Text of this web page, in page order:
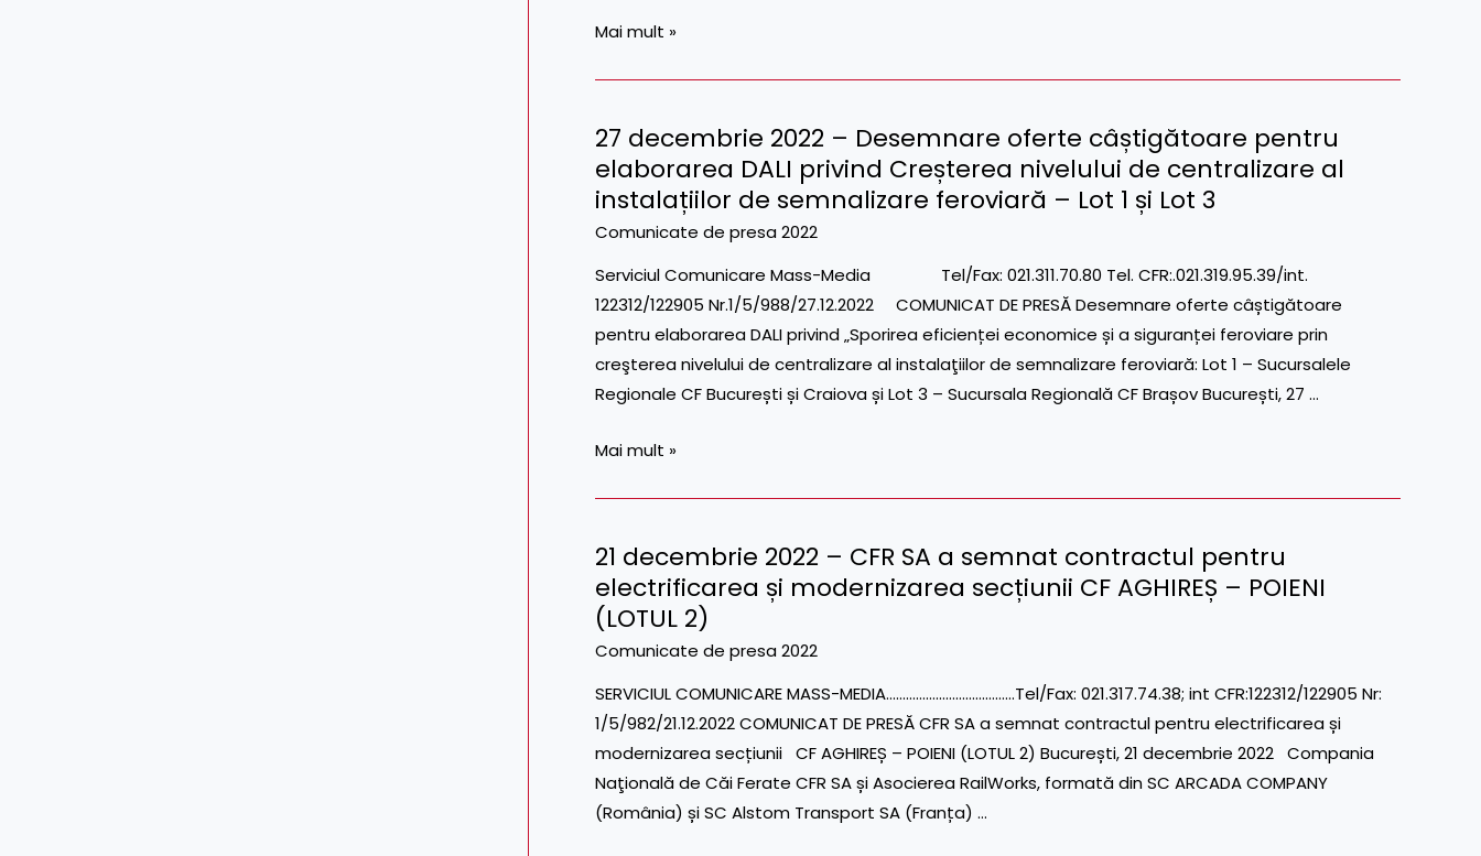
pe
-
Pitesti
Mai mult »
27 decembrie 2022 – Desemnare oferte câștigătoare pentru
elaborarea DALI privind Creșterea nivelului de centralizare al
instalațiilor de semnalizare feroviară – Lot 1 și Lot 3
Comunicate de presa 2022
Serviciul Comunicare Mass-Media Tel/Fax: 021.311.70.80 Tel. CFR:.021.319.95.39/int.
122312/122905 Nr.1/5/988/27.12.2022 COMUNICAT DE PRESĂ Desemnare oferte câștigătoare
pentru elaborarea DALI privind „Sporirea eficienței economice și a siguranței feroviare prin
creşterea nivelului de centralizare al instalaţiilor de semnalizare feroviară: Lot 1 – Sucursalele
Regionale CF București și Craiova și Lot 3 – Sucursala Regională CF Brașov București, 27 …
27
decembrie
2022
–
oferte
câștigătoare
pentru
elaborarea
DALI
Creșterea
nivelului
centralizare
al
instalațiilor
de
feroviară
–
Lot
1
și
Mai mult »
21 decembrie 2022 – CFR SA a semnat contractul pentru
electrificarea și modernizarea secțiunii CF AGHIREȘ – POIENI
(LOTUL 2)
Comunicate de presa 2022
SERVICIUL COMUNICARE MASS-MEDIA…………………………………Tel/Fax: 021.317.74.38; int CFR:122312/122905 Nr:
1/5/982/21.12.2022 COMUNICAT DE PRESĂ CFR SA a semnat contractul pentru electrificarea și
modernizarea secțiunii CF AGHIREȘ – POIENI (LOTUL 2) București, 21 decembrie 2022 Compania
Naţională de Căi Ferate CFR SA și Asocierea RailWorks, formată din SC ARCADA COMPANY
(România) și SC Alstom Transport SA (Franța) …
21
decembrie
2022
–
SA
a
semnat
contractul
pentru